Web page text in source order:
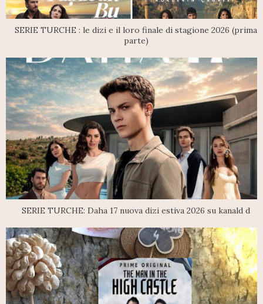
SERIE TURCHE : le dizi e il loro finale di stagione 2026 (prima
parte)
SERIE TURCHE: Daha 17 nuova dizi estiva 2026 su kanald d